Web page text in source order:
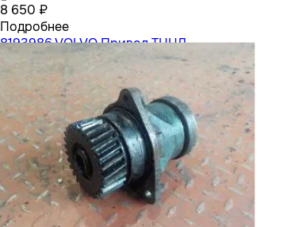
8 650 ₽
Подробнее
8193986 VOLVO Привод ТННД